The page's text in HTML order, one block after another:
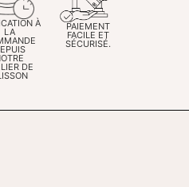
À
LA
DE
PAIEMENT
FACILE ET
SÉCURISÉ.